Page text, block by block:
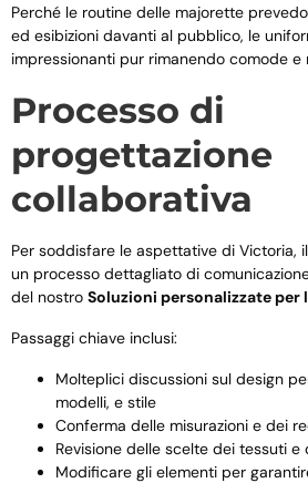
Perché le routine delle majorette
ed esibizioni davanti al pubblico, le
impressionanti pur rimanendo comode e
Processo di
progettazione
collaborativa
Per soddisfare le aspettative di Victoria,
un processo dettagliato di
del nostro Soluzioni personalizzate
Passaggi chiave inclusi:
Molteplici discussioni sul design
modelli, e stile
Conferma delle misurazioni e dei
Revisione delle scelte dei tessuti
Modificare gli elementi per